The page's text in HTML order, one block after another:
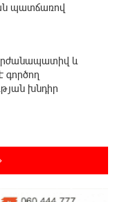
պատճառով
և
գործող
խնդիր
ամբողջ շաբաթ